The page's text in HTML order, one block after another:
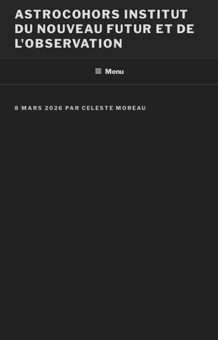
contenu
principal
ASTROCOHORS INSTITUT
DU NOUVEAU FUTUR ET DE
L'OBSERVATION
Menu
PUBLIÉ
8 MARS 2026 PAR CELESTE MOREAU